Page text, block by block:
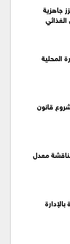
جاهزية
المحلية
قانون
معدل